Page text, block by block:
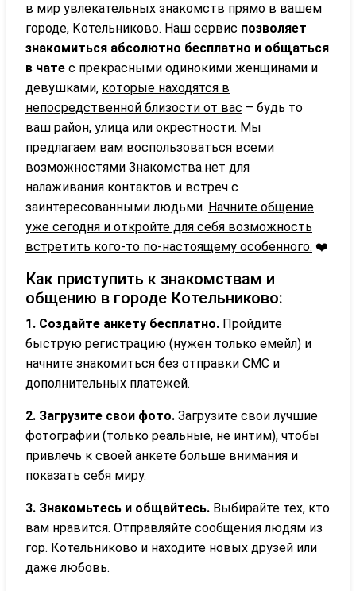
в мир увлекательных знакомств прямо в вашем
городе, Котельниково. Наш сервис позволяет
знакомиться абсолютно бесплатно и общаться
в чате с прекрасными одинокими женщинами и
девушками, которые находятся в
непосредственной близости от вас – будь то
ваш район, улица или окрестности. Мы
предлагаем вам воспользоваться всеми
возможностями Знакомства.нет для
налаживания контактов и встреч с
заинтересованными людьми. Начните общение
уже сегодня и откройте для себя возможность
встретить кого-то по-настоящему особенного. ❤️
Как приступить к знакомствам и
общению в городе Котельниково:
1. Создайте анкету бесплатно. Пройдите
быструю регистрацию (нужен только емейл) и
начните знакомиться без отправки СМС и
дополнительных платежей.
2. Загрузите свои фото. Загрузите свои лучшие
фотографии (только реальные, не интим), чтобы
привлечь к своей анкете больше внимания и
показать себя миру.
3. Знакомьтесь и общайтесь. Выбирайте тех, кто
вам нравится. Отправляйте сообщения людям из
гор. Котельниково и находите новых друзей или
даже любовь.